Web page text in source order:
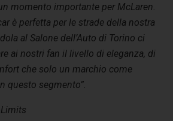
momento importante per McLaren.
è perfetta per le strade della nostra
al Salone dell’Auto di Torino ci
ai nostri fan il livello di eleganza, di
che solo un marchio come
questo segmento”.